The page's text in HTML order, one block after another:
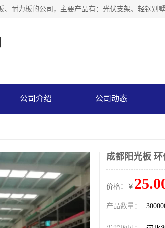
公司介绍 公司动态
成都阳光板 环
价格：￥
产品数量：